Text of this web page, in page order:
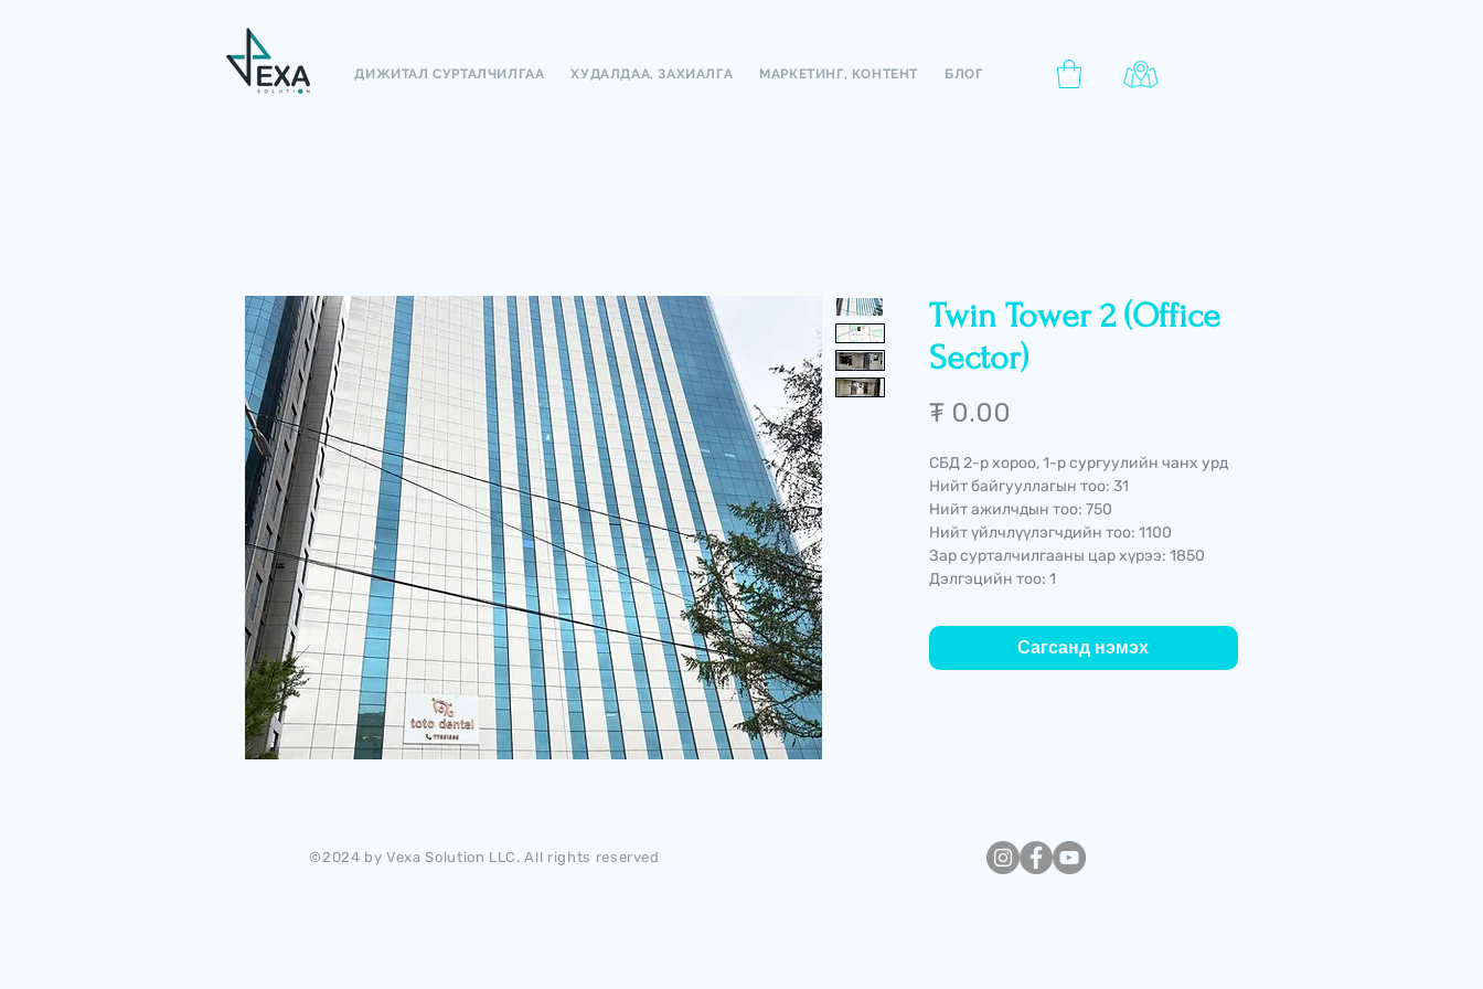
ДИЖИТАЛ СУРТАЛЧИЛГАА ХУДАЛДАА, ЗАХИАЛГА МАРКЕТИНГ, КОНТЕНТ БЛОГ
Twin Tower 2 (Office
Sector)
₮ 0.00
СБД 2-р хороо, 1-р сургуулийн чанх урд
Нийт байгууллагын тоо: 31
Нийт ажилчдын тоо: 750
Нийт үйлчлүүлэгчдийн тоо: 1100
Зар сурталчилгааны цар хүрээ: 1850
Дэлгэцийн тоо: 1
Сагсанд нэмэх
©2024 by Vexa Solution LLC. All rights reserved